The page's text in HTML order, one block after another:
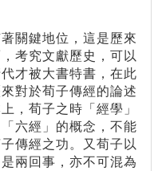
關鍵地位，這是歷來
考究文獻歷史，可以
才被大書特書，在此
對於荀子傳經的論述
，荀子之時「經學」
六經」的概念，不能
傳經之功。又荀子以
兩回事，亦不可混為